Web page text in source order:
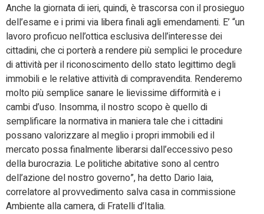
Anche la giornata di ieri, quindi, è trascorsa con il prosieguo
dell’esame e i primi via libera finali agli emendamenti. E’ “un
lavoro proficuo nell’ottica esclusiva dell’interesse dei
cittadini, che ci porterà a rendere più semplici le procedure
di attività per il riconoscimento dello stato legittimo degli
immobili e le relative attività di compravendita. Renderemo
molto più semplice sanare le lievissime difformità e i
cambi d’uso. Insomma, il nostro scopo è quello di
semplificare la normativa in maniera tale che i cittadini
possano valorizzare al meglio i propri immobili ed il
mercato possa finalmente liberarsi dall’eccessivo peso
della burocrazia. Le politiche abitative sono al centro
dell’azione del nostro governo”, ha detto Dario Iaia,
correlatore al provvedimento salva casa in commissione
Ambiente alla camera, di Fratelli d’Italia.